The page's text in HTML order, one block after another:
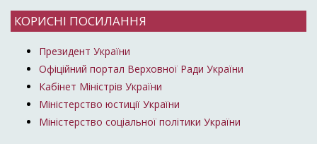
КОРИСНІ ПОСИЛАННЯ
Президент України
Офіційний портал Верховної Ради України
Кабінет Міністрів України
Міністерство юстиції України
Міністерство соціальної політики України